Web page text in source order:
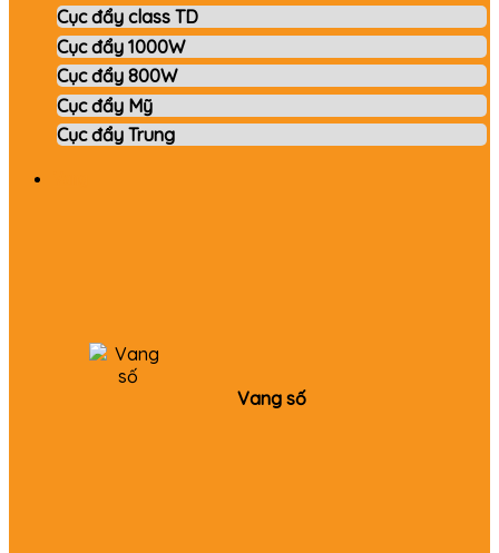
Cục đẩy class TD
Cục đẩy 1000W
Cục đẩy 800W
Cục đẩy Mỹ
Cục đẩy Trung
Vang số